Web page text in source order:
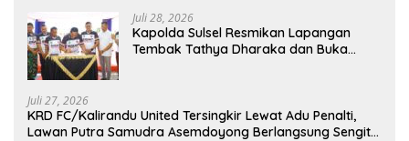
Juli 28, 2026
Kapolda Sulsel Resmikan Lapangan
Tembak Tathya Dharaka dan Buka
Juli 27, 2026
KRD FC/Kalirandu United Tersingkir Lewat Adu Penalti,
Lawan Putra Samudra Asemdoyong Berlangsung Sengit